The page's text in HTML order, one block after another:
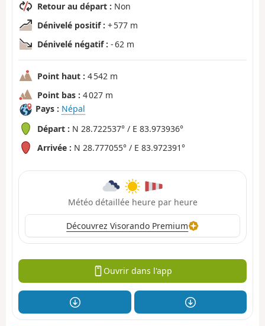
Retour au départ : Non
Dénivelé positif : + 577 m
Dénivelé négatif : - 62 m
Point haut : 4 542 m
Point bas : 4 027 m
Pays : Népal
Départ : N 28.722537° / E 83.973936°
Arrivée : N 28.777055° / E 83.972391°
Météo détaillée heure par heure
Découvrez Visorando Premium
Ouvrir dans l'app